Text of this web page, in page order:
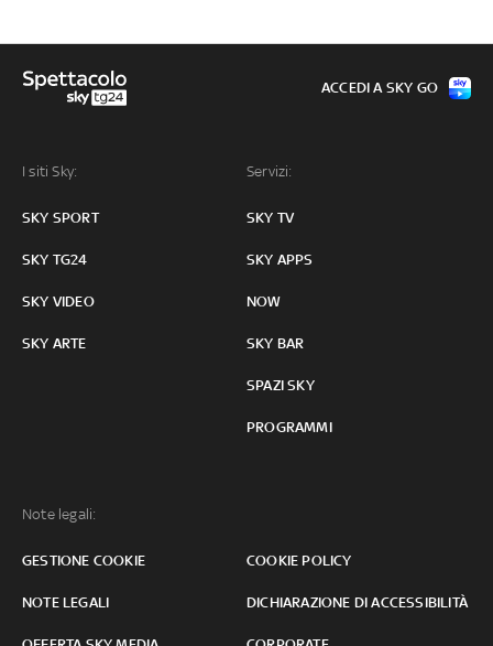
I siti Sky:
SKY SPORT
SKY TG24
SKY VIDEO
SKY ARTE
Servizi:
SKY TV
SKY APPS
NOW
SKY BAR
SPAZI SKY
PROGRAMMI
Note legali:
GESTIONE COOKIE COOKIE POLICY
NOTE LEGALI DICHIARAZIONE DI ACCESSIBILITÀ
ACCEDI A SKY GO